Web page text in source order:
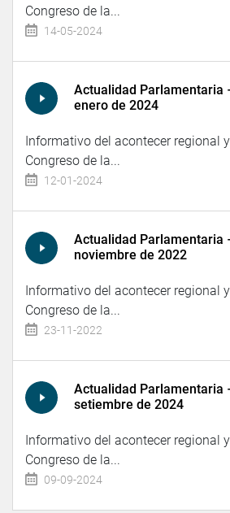
Congreso de la...
14-05-2024
Actualidad Parlamentaria
enero de 2024
Informativo del acontecer regional
Congreso de la...
12-01-2024
Actualidad Parlamentaria
noviembre de 2022
Informativo del acontecer regional
Congreso de la...
23-11-2022
Actualidad Parlamentaria
setiembre de 2024
Informativo del acontecer regional
Congreso de la...
09-09-2024